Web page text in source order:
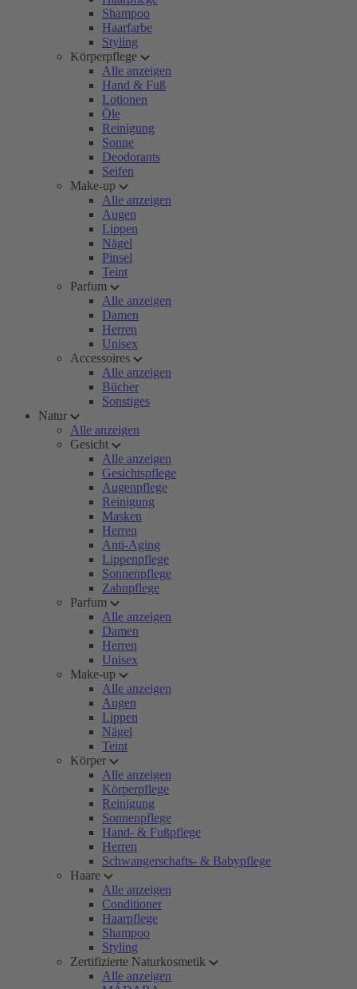
Shampoo
Haarfarbe
Styling
Körperpflege
Alle anzeigen
Hand & Fuß
Lotionen
Öle
Reinigung
Sonne
Deodorants
Seifen
Make-up
Alle anzeigen
Augen
Lippen
Nägel
Pinsel
Teint
Parfum
Alle anzeigen
Damen
Herren
Unisex
Accessoires
Alle anzeigen
Bücher
Sonstiges
Natur
Alle anzeigen
Gesicht
Alle anzeigen
Gesichtspflege
Augenpflege
Reinigung
Masken
Herren
Anti-Aging
Lippenpflege
Sonnenpflege
Zahnpflege
Parfum
Alle anzeigen
Damen
Herren
Unisex
Make-up
Alle anzeigen
Augen
Lippen
Nägel
Teint
Körper
Alle anzeigen
Körperpflege
Reinigung
Sonnenpflege
Hand- & Fußpflege
Herren
Schwangerschafts- & Babypflege
Haare
Alle anzeigen
Conditioner
Haarpflege
Shampoo
Styling
Zertifizierte Naturkosmetik
Alle anzeigen